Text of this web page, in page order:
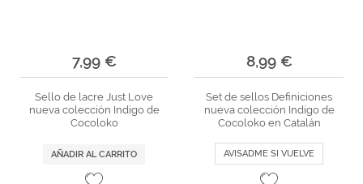
7,99 €
Sello de lacre Just Love
nueva colección Indigo de
Cocoloko
AÑADIR AL CARRITO
8,99 €
Set de sellos Definiciones
nueva colección Indigo de
Cocoloko en Catalán
AVISADME SI VUELVE